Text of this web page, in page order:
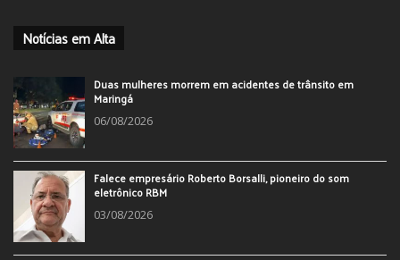
Notícias em Alta
Duas mulheres morrem em acidentes de trânsito em
Maringá
06/08/2026
Falece empresário Roberto Borsalli, pioneiro do som
eletrônico RBM
03/08/2026